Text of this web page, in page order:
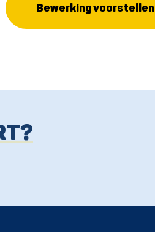
Bewerking voorstellen